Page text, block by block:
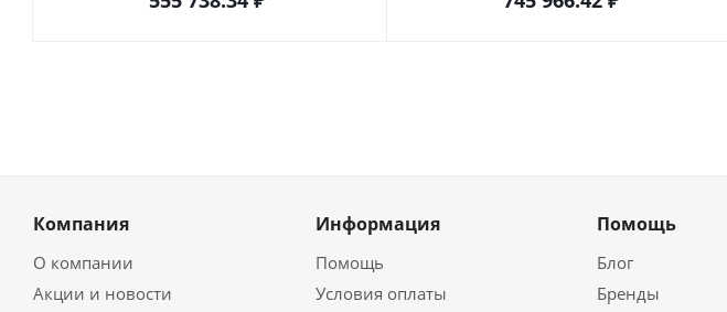
Компания
О компании
Акции и новости
Информация
Помощь
Условия оплаты
Помощь
Блог
Бренды